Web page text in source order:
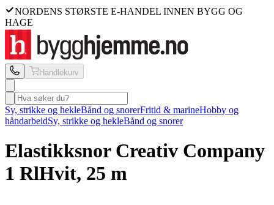
NORDENS STØRSTE E-HANDEL INNEN BYGG OG
HAGE
Handlekurv
Sy, strikke og hekleBånd og snorerFritid & marineHobby og
håndarbeidSy, strikke og hekleBånd og snorer
Elastikksnor Creativ Company
1 RlHvit, 25 m